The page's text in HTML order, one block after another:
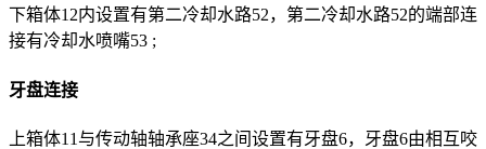
下箱体12内设置有第二冷却水路52，第二冷却水路52的端部连
接有冷却水喷嘴53 ;
牙盘连接
上箱体11与传动轴轴承座34之间设置有牙盘6，牙盘6由相互咬